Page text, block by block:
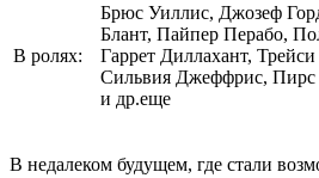
В ролях:
Брюс Уиллис, Джозеф
Блант, Пайпер Перабо,
Гаррет Диллахант,
Сильвия Джеффрис,
и др.еще
В недалеком будущем, где стали